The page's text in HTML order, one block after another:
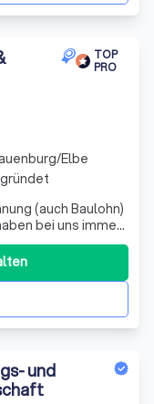
TOP
PRO
(auch Baulohn)
per Telefon,
Elbe
und